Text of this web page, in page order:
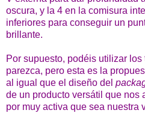
oscura, y la 4 en la comisura
inferiores para conseguir un
brillante.
Por supuesto, podéis utilizar
parezca, pero esta es la
al igual que el diseño del
de un producto versátil que nos
por muy activa que sea nuestra